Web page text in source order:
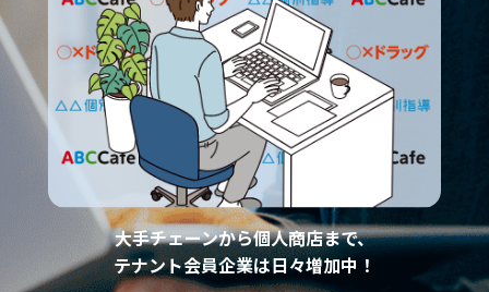
大手チェーンから個人商店まで、
テナント会員企業は日々増加中！